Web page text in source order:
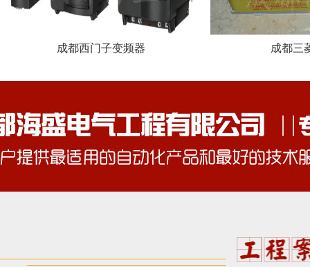
成都西门子变频器 成都三